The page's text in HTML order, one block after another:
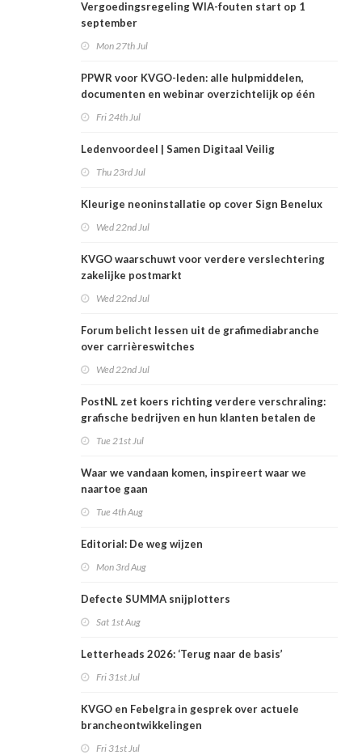
Vergoedingsregeling WIA-fouten start op 1
september
Mon 27th Jul
PPWR voor KVGO-leden: alle hulpmiddelen,
documenten en webinar overzichtelijk op één
Fri 24th Jul
Ledenvoordeel | Samen Digitaal Veilig
Thu 23rd Jul
Kleurige neoninstallatie op cover Sign Benelux
Wed 22nd Jul
KVGO waarschuwt voor verdere verslechtering
zakelijke postmarkt
Wed 22nd Jul
Forum belicht lessen uit de grafimediabranche
over carrièreswitches
Wed 22nd Jul
PostNL zet koers richting verdere verschraling:
grafische bedrijven en hun klanten betalen de
Tue 21st Jul
Waar we vandaan komen, inspireert waar we
naartoe gaan
Tue 4th Aug
Editorial: De weg wijzen
Mon 3rd Aug
Defecte SUMMA snijplotters
Sat 1st Aug
Letterheads 2026: ‘Terug naar de basis’
Fri 31st Jul
KVGO en Febelgra in gesprek over actuele
brancheontwikkelingen
Fri 31st Jul